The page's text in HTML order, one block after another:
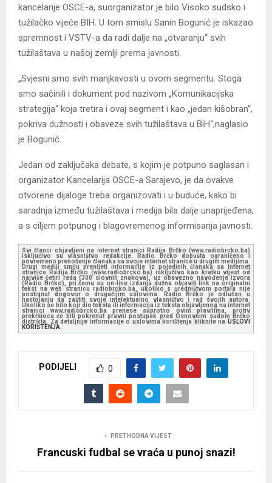
kancelarije OSCE-a, suorganizator je bilo Visoko sudsko i
tužilačko vijeće BIH. U tom smislu Sanin Bogunić je iskazao
spremnost i VSTV-a da radi dalje na „otvaranju“ svih
tužilaštava u našoj zemlji prema javnosti.
„Svjesni smo svih manjkavosti u ovom segmentu. Stoga
smo sačinili i dokument pod nazivom „Komunikacijska
strategija“ koja tretira i ovaj segment i kao „jedan kišobran“,
pokriva dužnosti i obaveze svih tužilaštava u BiH“,naglasio
je Bogunić.
Jedan od zaključaka debate, s kojim je potpuno saglasan i
organizator Kancelarija OSCE-a Sarajevo, je da ovakve
otvorene dijaloge treba organizovati i u buduće, kako bi
saradnja između tužilaštava i medija bila dalje unaprijeđena,
a s ciljem potpunog i blagovremenog informisanja javnosti.
Svi članci objavljeni na internet stranici Radija Brčko (www.radiobrcko.ba)
isključivo su vlasništvo redakcije. Radio Brčko dopušta ograničeno i
povremeno prenošenje članaka sa svoje internet stranice u drugim medijima.
Drugi mediji smiju prenijeti informacije iz pojedinih članaka sa Internet
stranice Radija Brčko (www.radiobrcko.ba) isključivo kao kratku vijest od
najviše četiri reda (300 slovnih znakova), uz obavezno navođenje izvora
(Radio Brčko), pri čemu su on-line izdanja dužna objaviti link na originalni
tekst na web stranicu radiobrcko.ba, ukoliko s uredništvom portala nije
postignut dogovor o drugačijim uslovima. Radio Brčko je odlučan u
nastojanju da zaštiti svoje intelektualno vlasništvo i rad svojih autora.
Ukoliko se bilo koji dio teksta ili informacija iz teksta objavljenog na internet
stranici www.radiobrcko.ba prenese suprotno ovim pravilima, protiv
prekršioca će biti pokrenut pravni postupak pred Osnovnim sudom Brčko
distrikta. Za detaljnije informacije o uslovima korištenja kliknite na USLOVI
KORIŠTENJA.
PODIJELI 0
PRETHODNA VIJEST
Francuski fudbal se vraća u punoj snazi!